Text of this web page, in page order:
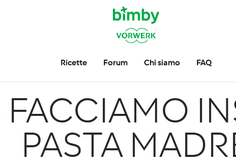
Ricette Forum Chi siamo FAQ
FACCIAMO
PASTA